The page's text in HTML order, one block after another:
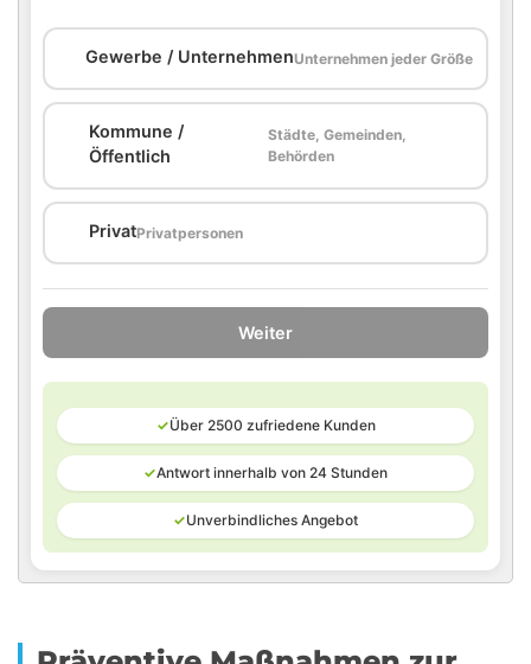
Gewerbe / UnternehmenUnternehmen jeder Größe
Kommune /
Öffentlich
Städte, Gemeinden,
Behörden
PrivatPrivatpersonen
Weiter
✓Über 2500 zufriedene Kunden
✓Antwort innerhalb von 24 Stunden
✓Unverbindliches Angebot